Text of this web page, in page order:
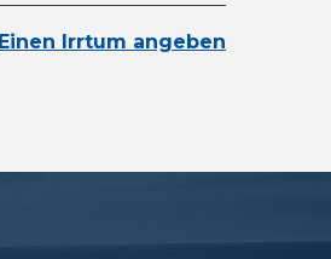
Einen Irrtum angeben